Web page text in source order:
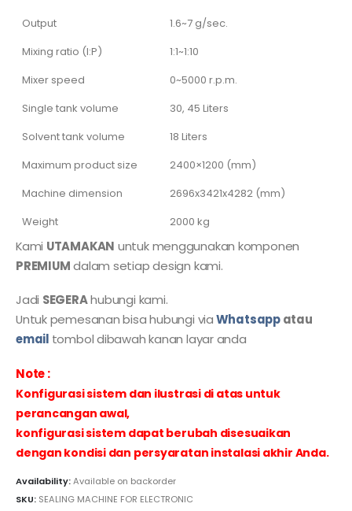
Output
1.6~7 g/sec.
Mixing ratio (I:P)
1:1~1:10
Mixer speed
0~5000 r.p.m.
Single tank volume
30, 45 Liters
Solvent tank volume
18 Liters
Maximum product size
2400×1200 (mm)
Machine dimension
2696x3421x4282 (mm)
Weight
2000 kg
Kami UTAMAKAN untuk menggunakan komponen
PREMIUMdalam setiap design kami.
Jadi SEGERAhubungi kami.
Untuk pemesanan bisa hubungi viaWhatsappatau
email tombol dibawah kanan layar anda
Note :
Konfigurasi sistem dan ilustrasi di atas untuk
perancangan awal,
konfigurasi sistem dapat berubah disesuaikan
dengan kondisi dan persyaratan instalasi akhir Anda.
Availability:Available on backorder
SKU: SEALING MACHINE FOR ELECTRONIC